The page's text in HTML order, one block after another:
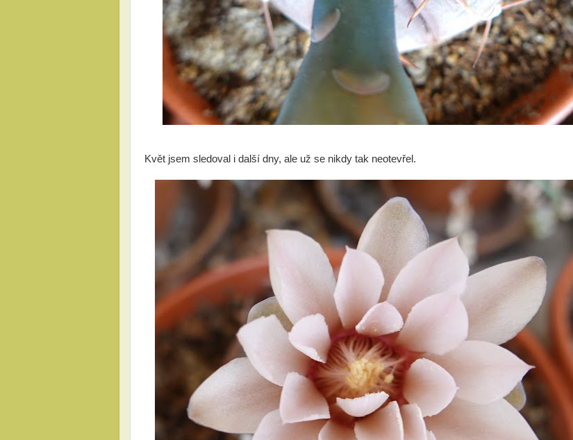
Květ jsem sledoval i další dny, ale už se nikdy tak neotevřel.